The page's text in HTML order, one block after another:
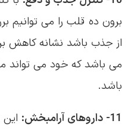
11- داروهای آرامبخش:
این
اضطراب آنها کمک می کنند و
جلوگیری می کنند. از بین این
بیشترین مصرف را دارند.